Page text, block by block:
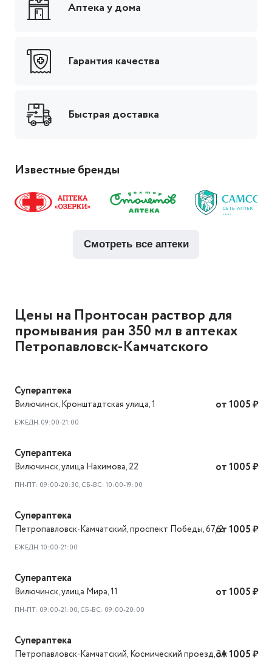
Аптека у дома
Гарантия качества
Быстрая доставка
Известные бренды
смотреть все аптеки
Цены на Пронтосан раствор для
промывания ран 350 мл в аптеках
Петропавловск-Камчатского
Супераптека
Вилючинск Кронштадтская улица, 1
ЕЖЕДН. 09:00-21:00
от 1005 ₽
Супераптека
Вилючинск улица Нахимова, 22
ПН-ПТ: 09:00-20:30, СБ-ВС: 10:00-19:00
от 1005 ₽
Супераптека
Петропавловск-Камчатский проспект Победы, 67/2
ЕЖЕДН. 10:00-21:00
от 1005 ₽
Супераптека
Вилючинск улица Мира, 11
ПН-ПТ: 09:00-21:00, СБ-ВС: 09:00-20:00
от 1005 ₽
Супераптека
Петропавловск-Камчатский Космический проезд, 3Аот 1005 ₽